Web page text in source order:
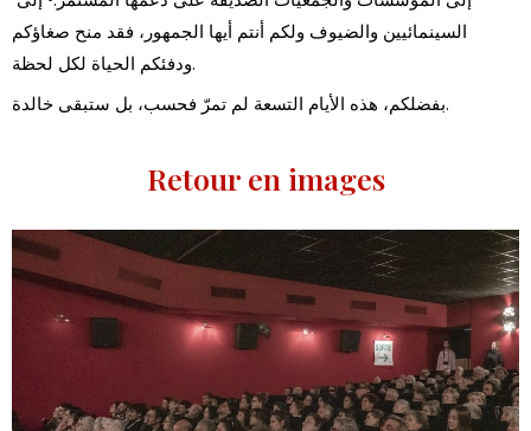
السينمائيين والضيوف ولكم أنتم أيها الجمهور، فقد منح صغاؤكم
ودفئكم الحياة لكل لحظة.
بفضلكم، هذه الأيام التسعة لم تمرّ فحسب، بل ستبقى خالدة.
Retour en images